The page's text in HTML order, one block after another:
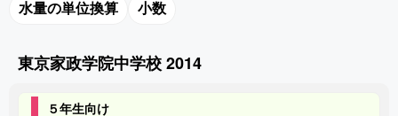
水量の単位換算 小数
東京家政学院中学校 2014
５年生向け